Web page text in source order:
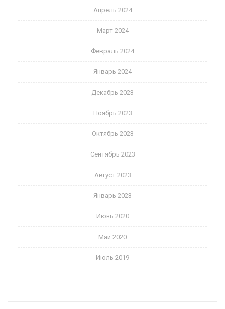
Апрель 2024
Март 2024
Февраль 2024
Январь 2024
Декабрь 2023
Ноябрь 2023
Октябрь 2023
Сентябрь 2023
Август 2023
Январь 2023
Июнь 2020
Май 2020
Июль 2019